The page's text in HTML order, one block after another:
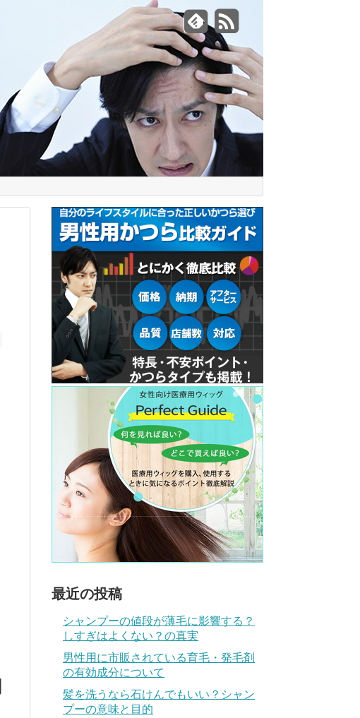
最近の投稿
シャンプーの値段が薄毛に影響する？
しすぎはよくない？の真実
男性用に市販されている育毛・発毛剤
の有効成分について
髪を洗うなら石けんでもいい？シャン
プーの意味と目的